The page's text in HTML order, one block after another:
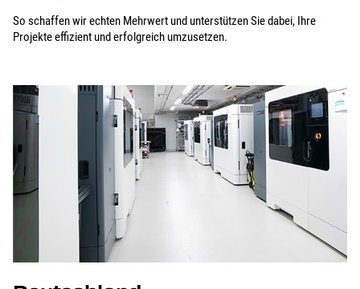
So schaffen wir echten Mehrwert und unterstützen Sie dabei, Ihre
Projekte effizient und erfolgreich umzusetzen.